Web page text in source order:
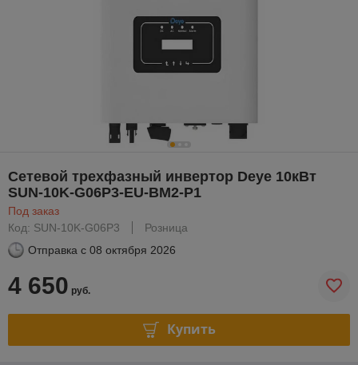
Сетевой трехфазный инвертор Deye 10кВт
SUN-10K-G06P3-EU-BM2-P1
Под заказ
Код: SUN-10K-G06P3
Розница
Отправка с 08 октября 2026
4 650 руб.
Купить